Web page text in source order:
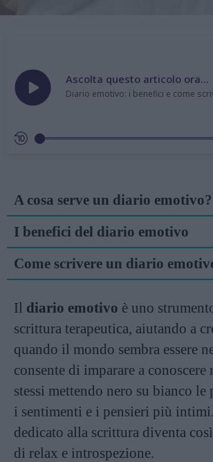
Ascolta questo articolo ora...
Diario emotivo: i benefici e come
A cosa serve un diario emotivo?
I benefici del diario emotivo
Come scrivere un diario
Il diario emotivo è uno
scrittura terapeutica, aiutando a
quando il mondo sembra essere
consente di imparare a conoscere
stessi mettendo nero su bianco le
i sentimenti e i pensieri più
dedicato alla scrittura diventa
di relax e introspezione.